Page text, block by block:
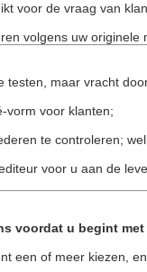
voor de vraag van
volgens uw originele
testen, maar vracht
vorm voor klanten;
te controleren;
voor u aan de
voordat u begint
een of meer kiezen,